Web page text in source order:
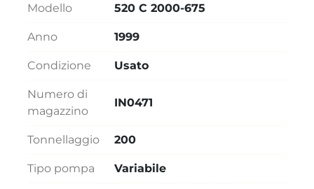
Modello 520 C 2000-675
Anno 1999
Condizione Usato
Numero di
magazzino
IN0471
Tonnellaggio 200
Tipo pompa Variabile